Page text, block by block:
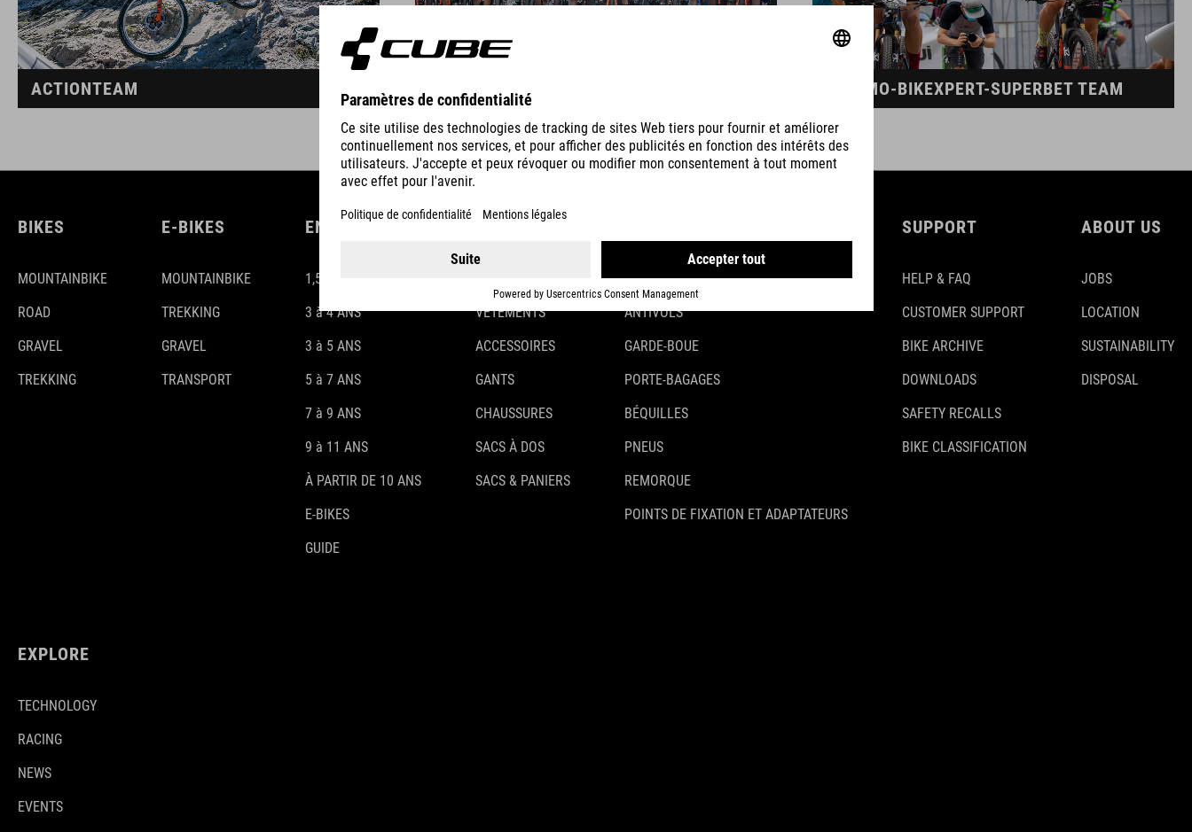
ACTIONTEAM NEXT GENERATION DINAMO-BIKEXPERT-SUPERBET TEAM
BIKES
MOUNTAINBIKE
ROAD
GRAVEL
TREKKING
E-BIKES
MOUNTAINBIKE
TREKKING
GRAVEL
TRANSPORT
ENFANTS
1,5-3 ANS
3 à 4 ANS
3 à 5 ANS
5 à 7 ANS
7 à 9 ANS
9 à 11 ANS
À PARTIR DE 10 ANS
E-BIKES
GUIDE
VÊTEMENTS
ACCESSOIRES
GANTS
CHAUSSURES
SACS À DOS
SACS & PANIERS
ÉCLAIRAGE
ANTIVOLS
GARDE-BOUE
PORTE-BAGAGES
BÉQUILLES
PNEUS
REMORQUE
POINTS DE FIXATION ET ADAPTATEURS
SUPPORT
HELP & FAQ
CUSTOMER SUPPORT
BIKE ARCHIVE
DOWNLOADS
SAFETY RECALLS
BIKE CLASSIFICATION
ABOUT US
JOBS
LOCATION
SUSTAINABILITY
DISPOSAL
EXPLORE
TECHNOLOGY
RACING
NEWS
EVENTS